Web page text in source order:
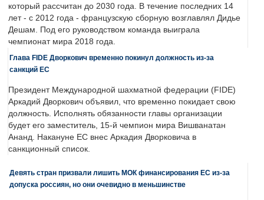
который рассчитан до 2030 года. В течение последних 14
лет - с 2012 года - французскую сборную возглавлял Дидье
Дешам. Под его руководством команда выиграла
чемпионат мира 2018 года.
Глава FIDE Дворкович временно покинул должность из-за
санкций ЕС
Президент Международной шахматной федерации (FIDE)
Аркадий Дворкович объявил, что временно покидает свою
должность. Исполнять обязанности главы организации
будет его заместитель, 15-й чемпион мира Вишванатан
Ананд. Накануне ЕС внес Аркадия Дворковича в
санкционный список.
Девять стран призвали лишить МОК финансирования ЕС из-за
допуска россиян, но они очевидно в меньшинстве